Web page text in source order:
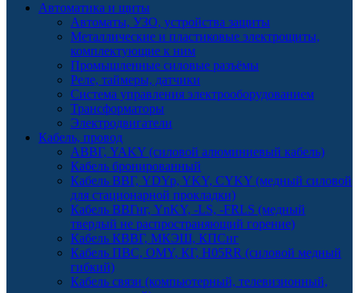
Автоматика и щиты
Автоматы, УЗО, устройства защиты
Металлические и пластиковые электрощиты,
комплектующие к ним
Промышленные силовые разъёмы
Реле, таймеры, датчики
Система управления электрооборудованием
Трансформаторы
Электродвигатели
Кабель, провод
АВВГ, YAKY (силовой алюминиевый кабель)
Кабель бронированный
Кабель ВВГ, YDYp, YKY, CYKY (медный силовой
для стационарной прокладки)
Кабель ВВГнг, YnKY, -LS, -FRLS (медный
твердый не распространяющий горение)
Кабель КВВГ, МКЭШ, КПСнг
Кабель ПВС, OMY, КГ, H05RR (силовой медный
гибкий)
Кабель связи (компьютерный, телевизионный,